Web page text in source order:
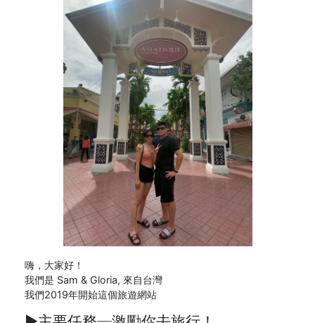
嗨，大家好！
我們是 Sam & Gloria, 來自台灣
我們2019年開始這個旅遊網站